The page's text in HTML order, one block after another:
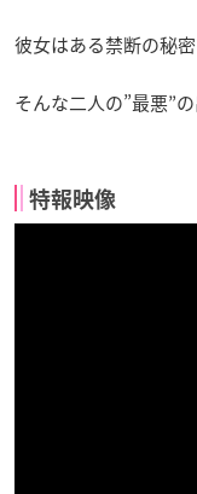
彼女はある禁断の秘
そんな二人の”最悪”
特報映像